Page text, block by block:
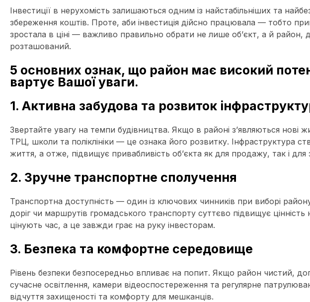
Інвестиції в нерухомість залишаються одним із найстабільніших та
збереження коштів. Проте, аби інвестиція дійсно працювала — тобто
зростала в ціні — важливо правильно обрати не лише об’єкт, а й район,
розташований.
5 основних ознак, що район має високий
вартує Вашої уваги.
1. Активна забудова та розвиток
Звертайте увагу на темпи будівництва. Якщо в районі з’являються нові
ТРЦ, школи та поліклініки — це ознака його розвитку. Інфраструктура
життя, а отже, підвищує привабливість об’єкта як для продажу, так і для
2. Зручне транспортне сполучення
Транспортна доступність — один із ключових чинників при виборі
доріг чи маршрутів громадського транспорту суттєво підвищує
цінують час, а це завжди грає на руку інвесторам.
3. Безпека та комфортне середовище
Рівень безпеки безпосередньо впливає на попит. Якщо район чистий,
сучасне освітлення, камери відеоспостереження та регулярне
відчуття захищеності та комфорту для мешканців.